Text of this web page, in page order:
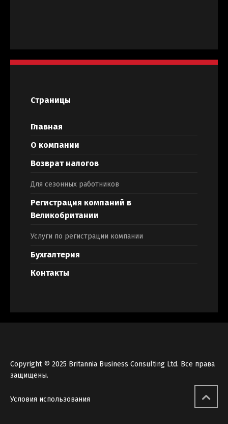
Страницы
Главная
О компании
Возврат налогов
Для сезонных работников
Регистрация компаний в
Великобритании
Услуги по регистрации компании
Бухгалтерия
Контакты
Copyright © 2025 Britannia Business Consulting Ltd. Все права
защищены.
Условия использования